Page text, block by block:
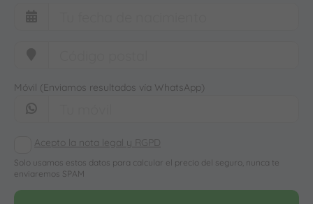
Móvil (Enviamos resultados vía WhatsApp)
Acepto la nota legal y RGPD
Solo usamos estos datos para calcular el precio del seguro, nunca te
enviaremos SPAM